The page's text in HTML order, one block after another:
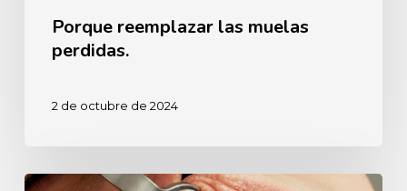
Porque reemplazar las muelas
perdidas.
2 de octubre de 2024
Anestesia